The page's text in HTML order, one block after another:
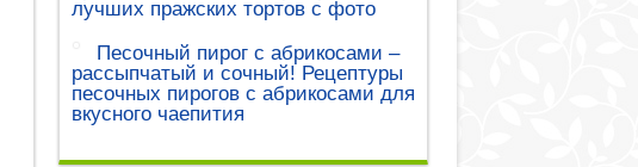
лучших пражских тортов с фото
Песочный пирог с абрикосами –
рассыпчатый и сочный! Рецептуры
песочных пирогов с абрикосами для
вкусного чаепития